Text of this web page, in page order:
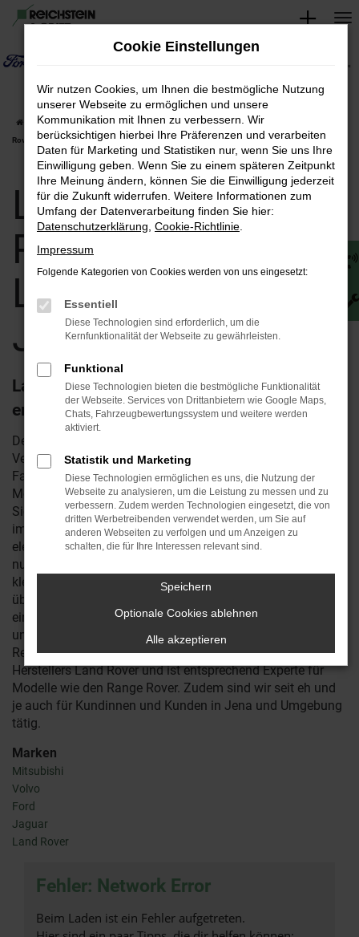
Zum
springen
Startseite Jena Land Rover Land Rover Range Rover
Rover Neuwagen | Lieferservice nach Jena
Land Rover Range
Rover Neuwagen |
Lieferservice nach
Jena
Land Rover Range Rover Neuwagen –
erstklassig mobil in Jena
Der Land Rover Range Rover Neuwagen vereint
Verstandsargumente und Emotionen wie kaum ein anderes
Fahrzeug. Auf der einen Seite stehen die hocheffizienten
Motoren, die erstklassige Verarbeitung und die zahlreichen
Sicherheits- und Assistenzsysteme, die auch in Tests
immer wieder lobend erwähnt werden. Andererseits
elektrisiert der Land Rover Range Rover Neuwagen nicht
nur in Jena durch sein gefälliges Design und die vielen
kleinen Details, mit denen das Fahrzeug immer wieder
überrascht. Wenn Sie sich für Ihre Mobilität in Jena für
einen Land Rover Range Rover Neuwagen entscheiden,
unterbreiten wir Ihnen gerne ein attraktives Angebot.
Reichstein & Opitz ist seit vielen Jahren Partner des
Herstellers Land Rover und ist entsprechend Experte für
Modelle wie den Range Rover. Zudem sind wir seit eh und
je auch für Kundinnen und Kunden in Jena und Umgebung
tätig.
Marken
Mitsubishi
Volvo
Ford
Jaguar
Land Rover
Fehler: Network Error
Beim Laden ist ein Fehler aufgetreten.
Cookie Einstellungen
Wir nutzen Cookies, um Ihnen die bestmögliche Nutzung
unserer Webseite zu ermöglichen und unsere
Kommunikation mit Ihnen zu verbessern. Wir
berücksichtigen hierbei Ihre Präferenzen und verarbeiten
Daten für Marketing und Statistiken nur, wenn Sie uns Ihre
Einwilligung geben. Wenn Sie zu einem späteren Zeitpunkt
Ihre Meinung ändern, können Sie die Einwilligung jederzeit
für die Zukunft widerrufen. Weitere Informationen zum
Umfang der Datenverarbeitung finden Sie hier:
Datenschutzerklärung Cookie-Richtlinie
Impressum
Folgende Kategorien von Cookies werden von uns eingesetzt:
Essentiell
Diese Technologien sind erforderlich, um die
Kernfunktionalität der Webseite zu gewährleisten.
Funktional
Diese Technologien bieten die bestmögliche Funktionalität
der Webseite. Services von Drittanbietern wie Google Maps,
Chats, Fahrzeugbewertungssystem und weitere werden
aktiviert.
Statistik und Marketing
Diese Technologien ermöglichen es uns, die Nutzung der
Webseite zu analysieren, um die Leistung zu messen und zu
verbessern. Zudem werden Technologien eingesetzt, die von
dritten Werbetreibenden verwendet werden, um Sie auf
anderen Webseiten zu verfolgen und um Anzeigen zu
schalten, die für Ihre Interessen relevant sind.
Speichern
Optionale Cookies ablehnen
Alle akzeptieren